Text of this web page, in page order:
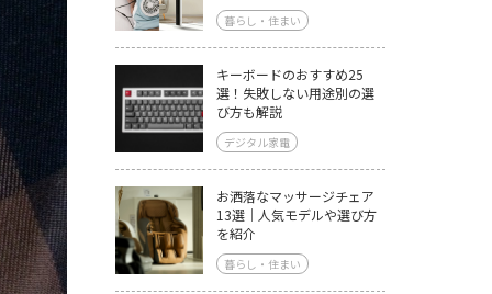
暮らし・住まい
キーボードのおすすめ25
選！失敗しない用途別の選
び方も解説
デジタル家電
お洒落なマッサージチェア
13選｜人気モデルや選び方
を紹介
暮らし・住まい